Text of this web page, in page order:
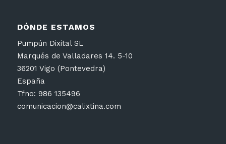
DÓNDE ESTAMOS
Pumpún Dixital SL
Marqués de Valladares 14. 5-10
36201 Vigo (Pontevedra)
España
Tfno: 986 135496
comunicacion@calixtina.com